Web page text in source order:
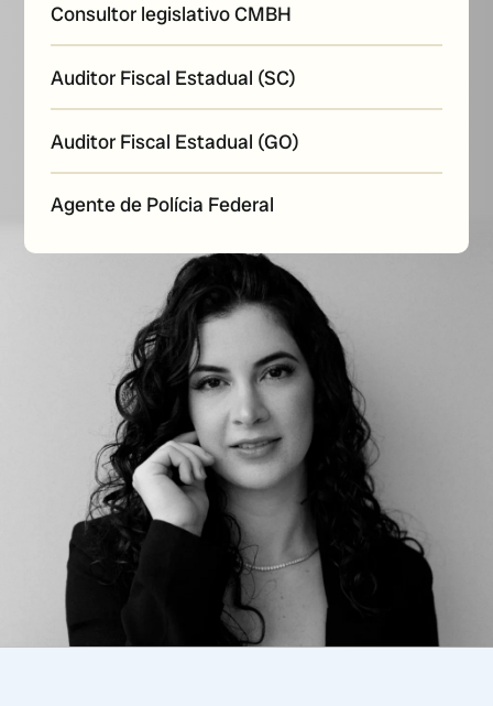
Consultor legislativo CMBH
Auditor Fiscal Estadual (SC)
Auditor Fiscal Estadual (GO)
Agente de Polícia Federal